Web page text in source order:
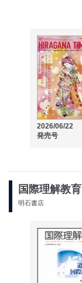
2026/06/22
発売号
国際理解教育
明石書店